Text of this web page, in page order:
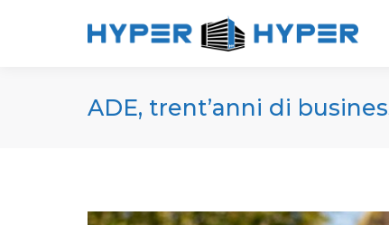
ADE, trent’anni di